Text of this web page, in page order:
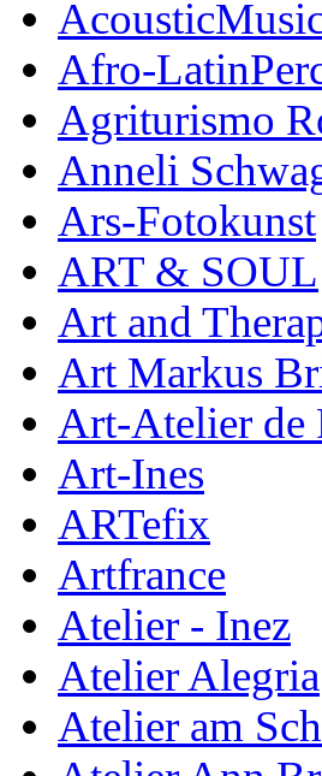
Afro-
Agriturismo
Anneli
Ars-Fotokunst
ART & SOUL
Art and
Art Markus
Art-Atelier de
Art-Ines
ARTefix
Artfrance
Atelier - Inez
Atelier Alegria
Atelier am